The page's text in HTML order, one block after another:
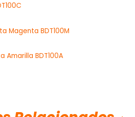
Magenta BDT100M
Amarilla BDT100A